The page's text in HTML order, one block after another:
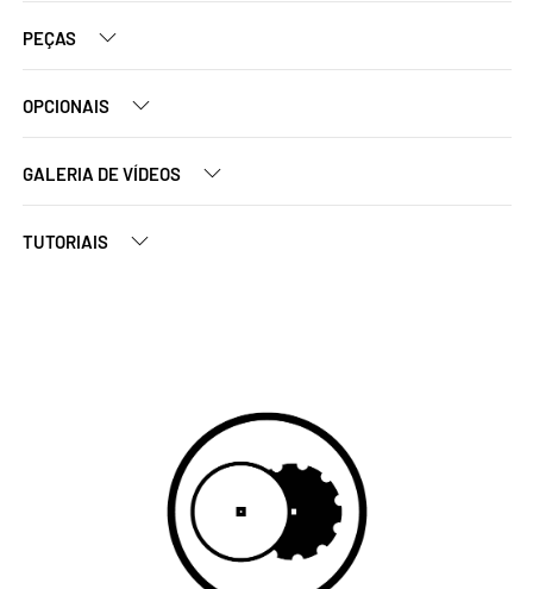
PEÇAS
OPCIONAIS
GALERIA DE VÍDEOS
TUTORIAIS